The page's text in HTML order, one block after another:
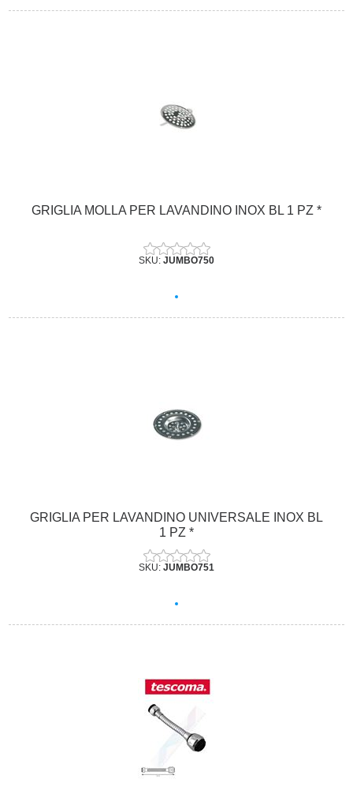
GRIGLIA MOLLA PER LAVANDINO INOX BL 1 PZ *
SKU: JUMBO750
GRIGLIA PER LAVANDINO UNIVERSALE INOX BL
1 PZ *
SKU: JUMBO751